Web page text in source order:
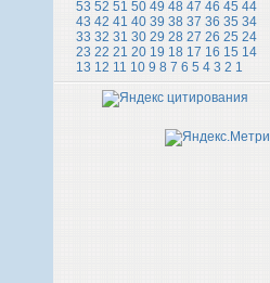
53 52 51 50 49 48 47 46 45 44
43 42 41 40 39 38 37 36 35 34
33 32 31 30 29 28 27 26 25 24
23 22 21 20 19 18 17 16 15 14
13 12 11 10 9 8 7 6 5 4 3 2 1